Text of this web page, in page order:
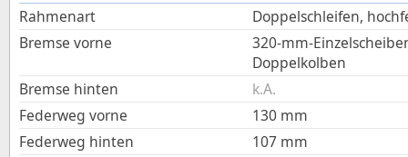
Rahmenart
Doppelschleifen,
Bremse vorne
320-mm-
Doppelkolben
Bremse hinten
k.A.
Federweg vorne
130 mm
Federweg hinten
107 mm